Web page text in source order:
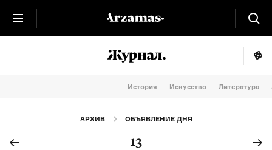
История Искусство Литература
АРХИВ ОБЪЯВЛЕНИЕ ДНЯ
13